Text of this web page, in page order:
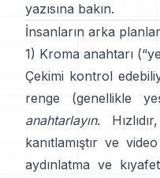
yazısına bakın.
İnsanların arka
1) Kroma anahtarı
Çekimi kontrol
renge (genellikle
anahtarlayın.
kanıtlamıştır ve
aydınlatma ve